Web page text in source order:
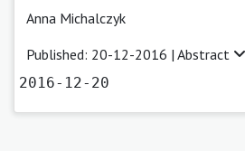
Anna Michalczyk
Published: 20-12-2016 | Abstract
2016-12-20